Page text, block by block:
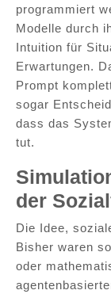
programmiert
Modelle durch
Intuition für
Erwartungen.
Prompt
sogar
dass das
tut.
der
Die Idee,
Bisher waren
oder